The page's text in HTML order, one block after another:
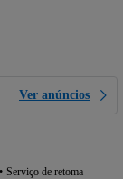
Ver anúncios
Serviço de retoma